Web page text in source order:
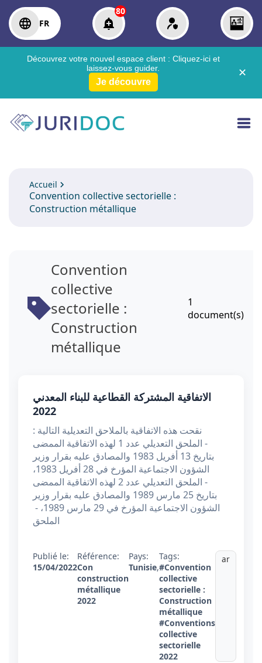
FR
80
Découvrez votre nouvel espace client : Cliquez-ici et
laissez-vous guider.
Je découvre
✕
Accueil
Convention collective sectorielle :
Construction métallique
Convention
collective
sectorielle :
Construction
métallique
1
document(s)
الاتفاقية المشتركة القطاعية للبناء المعدني
2022
نقحت هذه الاتفاقية بالملاحق التعديلية التالية :
- الملحق التعديلي عدد 1 لهذه الاتفاقية الممضى
بتاريخ 13 أفريل 1983 والمصادق عليه بقرار وزير
الشؤون الاجتماعية المؤرخ في 28 أفريل 1983،
- الملحق التعديلي عدد 2 لهذه الاتفاقية الممضى
بتاريخ 25 مارس 1989 والمصادق عليه بقرار وزير
الشؤون الاجتماعية المؤرخ في 29 مارس 1989، -
الملحق
Publié le:
15/04/2022
Référence:
Con
construction
métallique
2022
Pays:
Tunisie,
Tags:
#Convention
collective
sectorielle :
Construction
métallique
#Conventions
collective
sectorielle
2022
ar